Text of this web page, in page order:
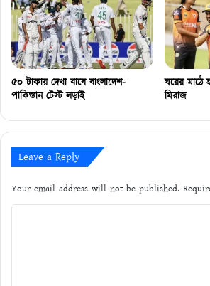
৫০ টাকায় দেখা যাবে বাংলাদেশ-
পাকিস্তান টেস্ট লড়াই
ঘরের মাঠে
মিরাজ
Leave a Reply
Your email address will not be published.